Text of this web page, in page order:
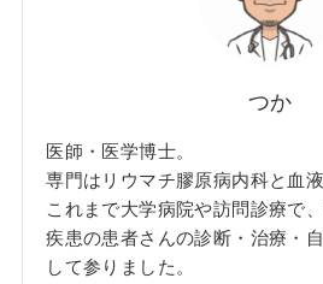
つか
医師・医学博士。
専門はリウマチ膠原病内科と血液
これまで大学病院や訪問診療で
疾患の患者さんの診断・治療・
して参りました。